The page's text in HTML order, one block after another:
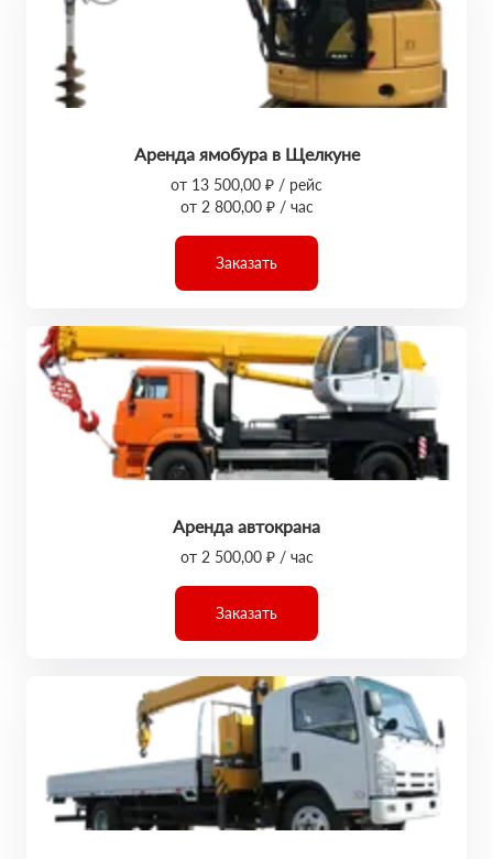
Аренда ямобура в Щелкуне
от 13 500,00 ₽ / рейс
от 2 800,00 ₽ / час
Заказать
Аренда автокрана
от 2 500,00 ₽ / час
Заказать